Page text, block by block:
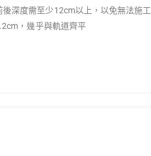
深度需至少12cm以上，以免無法施工
，幾乎與軌道齊平